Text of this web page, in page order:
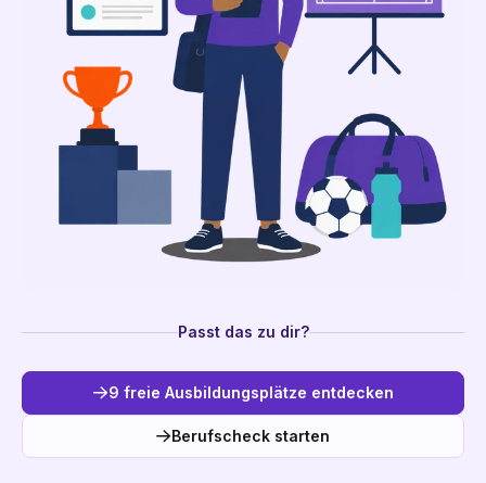
Passt das zu dir?
9 freie Ausbildungsplätze entdecken
Berufscheck starten